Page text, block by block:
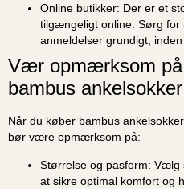
Online butikker: Der er et
tilgængeligt online. Sørg
anmeldelser grundigt,
Vær opmærksom
bambus ankelsokker
Når du køber bambus
bør være opmærksom på:
Størrelse og pasform: Vælg
at sikre optimal komfort og